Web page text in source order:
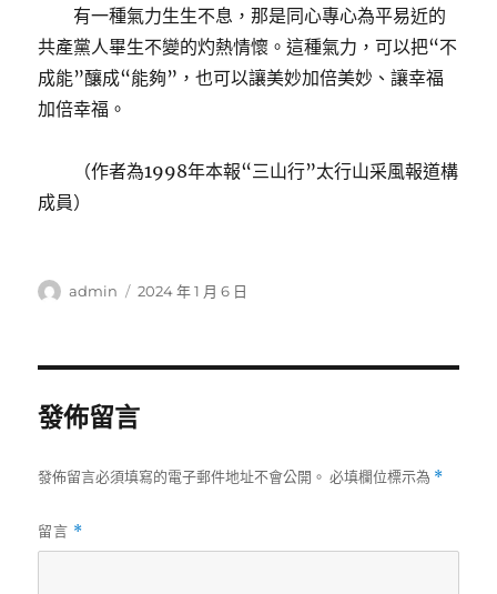
有一種氣力生生不息，那是同心專心為平易近的
共產黨人畢生不變的灼熱情懷。這種氣力，可以把“不
成能”釀成“能夠”，也可以讓美妙加倍美妙、讓幸福
加倍幸福。
（作者為1998年本報“三山行”太行山采風報道構
成員）
作
admin
發
2024 年 1 月 6 日
發佈留言
發佈留言必須填寫的電子郵件地址不會公開。 必填欄位標示為 *
留言 *